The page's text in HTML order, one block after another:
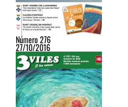
Número 276
27/10/2016